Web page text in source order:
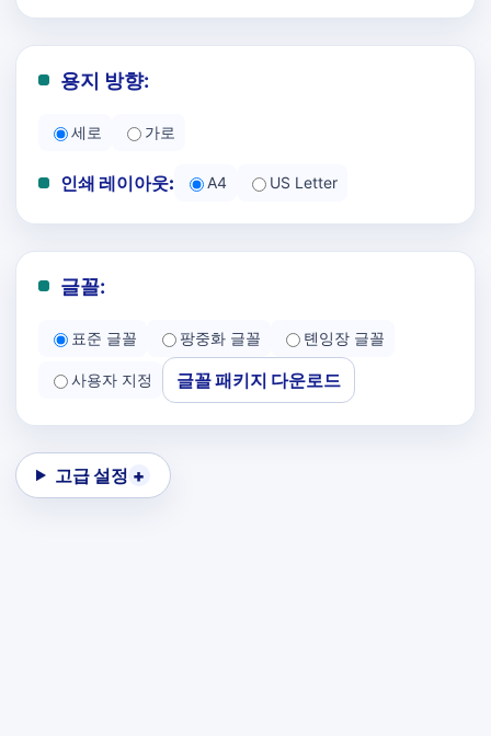
용지 방향:
세로 가로
인쇄 레이아웃: A4 US Letter
글꼴:
표준 글꼴 팡중화 글꼴 톈잉장 글꼴
사용자 지정 글꼴 패키지 다운로드
고급 설정